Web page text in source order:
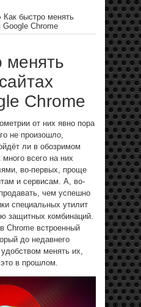
Как быстро менять
Google Chrome
менять
Chrome
от них явно пора
не произошло,
ли в обозримом
всего на них
во-первых, проще
и сервисам. А, во-
чем успешно
специальных утилит
защитных комбинаций.
Chrome встроенный
до недавнего
менять их,
в прошлом.